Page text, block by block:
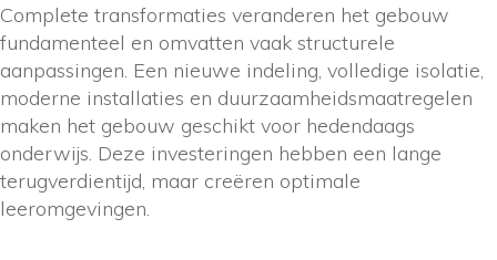
Complete transformaties veranderen het gebouw
fundamenteel en omvatten vaak structurele
aanpassingen. Een nieuwe indeling, volledige isolatie,
moderne installaties en duurzaamheidsmaatregelen
maken het gebouw geschikt voor hedendaags
onderwijs. Deze investeringen hebben een lange
terugverdientijd, maar creëren optimale
leeromgevingen.